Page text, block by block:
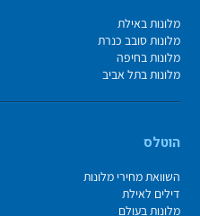
מלונות באילת
מלונות סובב כנרת
מלונות בחיפה
מלונות בתל אביב
הוטלס
השוואת מחירי מלונות
דילים לאילת
מלונות בעולם